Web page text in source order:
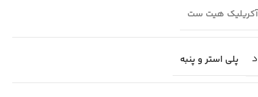
آکریلیک هیت ست
پلی استر و پنبه